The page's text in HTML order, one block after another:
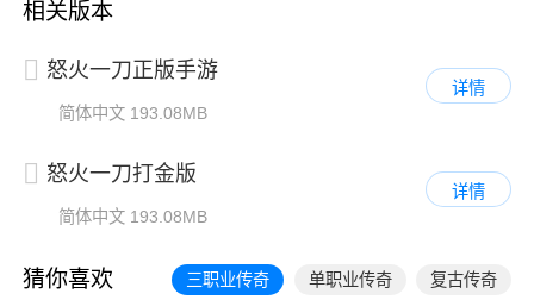
相关版本
怒火一刀正版手游
简体中文 193.08MB
详情
怒火一刀打金版
简体中文 193.08MB
详情
猜你喜欢 三职业传奇 单职业传奇 复古传奇